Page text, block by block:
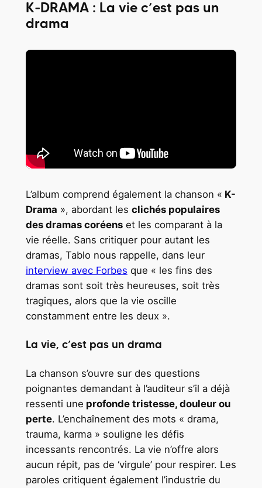
K-DRAMA : La vie c’est pas un
drama
L’album comprend également la chanson « K-
Drama », abordant les clichés populaires
des dramas coréenset les comparant à la
vie réelle. Sans critiquer pour autant les
dramas, Tablo nous rappelle, dans leur
interview avec Forbes que « les fins des
dramas sont soit très heureuses, soit très
tragiques, alors que la vie oscille
constamment entre les deux ».
La vie, c’est pas un drama
La chanson s’ouvre sur des questions
poignantes demandant à l’auditeur s’il a déjà
ressenti une profonde tristesse, douleur ou
perte. L’enchaînement des mots « drama,
trauma, karma » souligne les défis
incessants rencontrés. La vie n’offre alors
aucun répit, pas de ‘virgule’ pour respirer. Les
paroles critiquent également l’industrie du